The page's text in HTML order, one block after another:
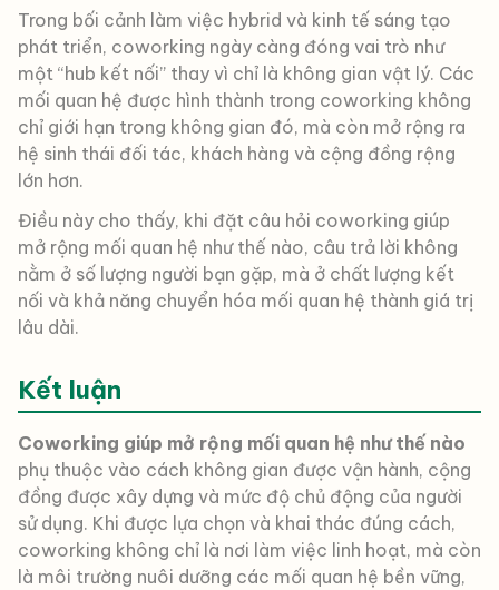
Trong bối cảnh làm việc hybrid và kinh tế sáng tạo
phát triển, coworking ngày càng đóng vai trò như
một “hub kết nối” thay vì chỉ là không gian vật lý. Các
mối quan hệ được hình thành trong coworking không
chỉ giới hạn trong không gian đó, mà còn mở rộng ra
hệ sinh thái đối tác, khách hàng và cộng đồng rộng
lớn hơn.
Điều này cho thấy, khi đặt câu hỏi coworking giúp
mở rộng mối quan hệ như thế nào, câu trả lời không
nằm ở số lượng người bạn gặp, mà ở chất lượng kết
nối và khả năng chuyển hóa mối quan hệ thành giá trị
lâu dài.
Kết luận
Coworking giúp mở rộng mối quan hệ như thế nào
phụ thuộc vào cách không gian được vận hành, cộng
đồng được xây dựng và mức độ chủ động của người
sử dụng. Khi được lựa chọn và khai thác đúng cách,
coworking không chỉ là nơi làm việc linh hoạt, mà còn
là môi trường nuôi dưỡng các mối quan hệ bền vững,